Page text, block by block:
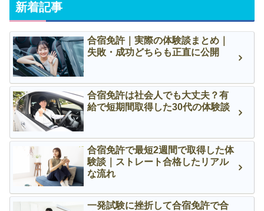
新着記事
合宿免許｜実際の体験談まとめ｜
失敗・成功どちらも正直に公開
合宿免許は社会人でも大丈夫？有
給で短期間取得した30代の体験談
合宿免許で最短2週間で取得した体
験談｜ストレート合格したリアル
な流れ
一発試験に挫折して合宿免許で合